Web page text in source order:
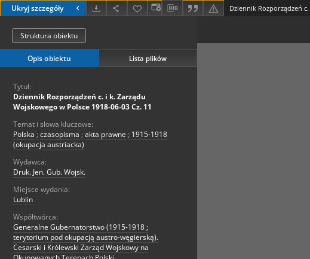
Ukryj szczegóły
Struktura obiektu
Opis obiektu Lista plików
Tytuł:
Dziennik Rozporządzeń c. i k. Zarządu
Wojskowego w Polsce 1918-06-03 Cz. 11
Temat i słowa kluczowe:
Polska ; czasopisma ; akta prawne ; 1915-1918
(okupacja austriacka)
Wydawca:
Druk. Jen. Gub. Wojsk.
Miejsce wydania:
Lublin
Współtwórca:
Generalne Gubernatorstwo (1915-1918 ;
terytorium pod okupacją austro-węgierską).
Cesarski i Królewski Zarząd Wojskowy na